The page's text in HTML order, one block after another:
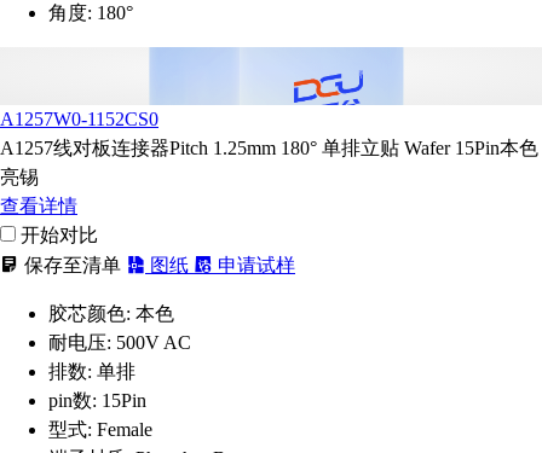
角度: 180°
A1257W0-1152CS0
A1257线对板连接器Pitch 1.25mm 180° 单排立贴 Wafer 15Pin本色
亮锡
查看详情
开始对比
保存至清单
图纸 申请试样
胶芯颜色: 本色
耐电压: 500V AC
排数: 单排
pin数: 15Pin
型式: Female